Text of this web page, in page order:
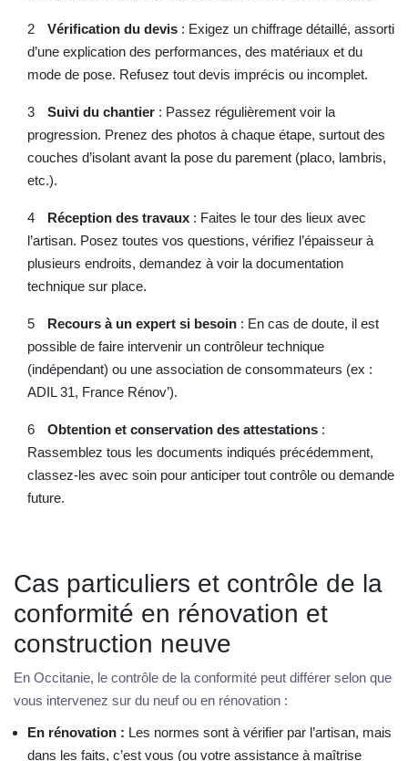
Vérification du devis : Exigez un chiffrage détaillé, assorti
d’une explication des performances, des matériaux et du
mode de pose. Refusez tout devis imprécis ou incomplet.
Suivi du chantier : Passez régulièrement voir la
progression. Prenez des photos à chaque étape, surtout des
couches d’isolant avant la pose du parement (placo, lambris,
etc.).
Réception des travaux : Faites le tour des lieux avec
l’artisan. Posez toutes vos questions, vérifiez l’épaisseur à
plusieurs endroits, demandez à voir la documentation
technique sur place.
Recours à un expert si besoin : En cas de doute, il est
possible de faire intervenir un contrôleur technique
(indépendant) ou une association de consommateurs (ex :
ADIL 31, France Rénov’).
Obtention et conservation des attestations :
Rassemblez tous les documents indiqués précédemment,
classez-les avec soin pour anticiper tout contrôle ou demande
future.
Cas particuliers et contrôle de la
conformité en rénovation et
construction neuve
En Occitanie, le contrôle de la conformité peut différer selon que
vous intervenez sur du neuf ou en rénovation :
En rénovation : Les normes sont à vérifier par l’artisan, mais
dans les faits, c’est vous (ou votre assistance à maîtrise